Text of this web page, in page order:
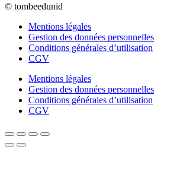
© tombeedunid
Mentions légales
Gestion des données personnelles
Conditions générales d’utilisation
CGV
Mentions légales
Gestion des données personnelles
Conditions générales d’utilisation
CGV